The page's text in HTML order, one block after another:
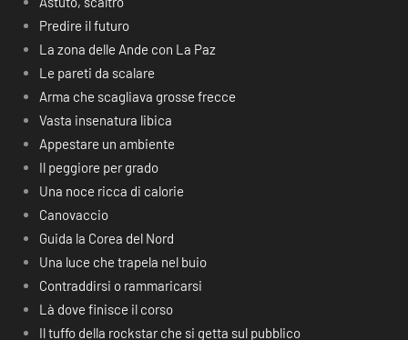
Predire il futuro
La zona delle Ande con La Paz
Le pareti da scalare
Arma che scagliava grosse frecce
Vasta insenatura libica
Appestare un ambiente
Il peggiore per grado
Una noce ricca di calorie
Canovaccio
Guida la Corea del Nord
Una luce che trapela nel buio
Contraddirsi o rammaricarsi
Là dove finisce il corso
Il tuffo della rockstar che si getta sul pubblico